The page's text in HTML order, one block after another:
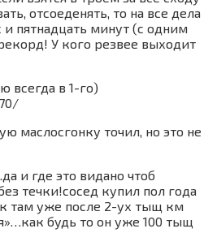
отсоеденять, то на все дела
и пятнадцать минут (с одним
У кого резвее выходит
всегда в 1-го)
маслосгонку точил, но это не
и где это видано чтоб
течки!сосед купил пол года
там уже после 2-ух тыщ км
будь то он уже 100 тыщ